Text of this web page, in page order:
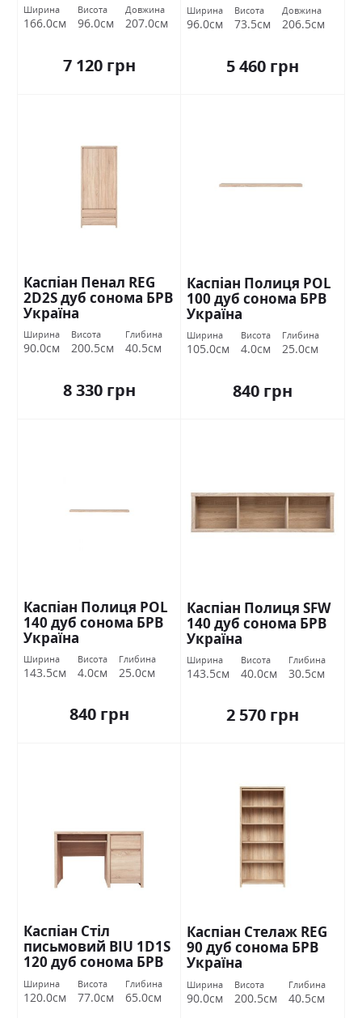
Ширина
166.0см
Висота
96.0см
Довжина
207.0см
7 120 грн
Ширина
96.0см
Висота
73.5см
Довжина
206.5см
5 460 грн
Каспіан Пенал REG
2D2S дуб сонома БРВ
Україна
Ширина
90.0см
Висота
200.5см
Глибина
40.5см
8 330 грн
Каспіан Полиця POL
100 дуб сонома БРВ
Україна
Ширина
105.0см
Висота
4.0см
Глибина
25.0см
840 грн
Каспіан Полиця POL
140 дуб сонома БРВ
Україна
Ширина
143.5см
Висота
4.0см
Глибина
25.0см
840 грн
Каспіан Полиця SFW
140 дуб сонома БРВ
Україна
Ширина
143.5см
Висота
40.0см
Глибина
30.5см
2 570 грн
Каспіан Стіл
письмовий BIU 1D1S
120 дуб сонома БРВ
Україна
Ширина
120.0см
Висота
77.0см
Глибина
65.0см
Каспіан Стелаж REG
90 дуб сонома БРВ
Україна
Ширина
90.0см
Висота
200.5см
Глибина
40.5см